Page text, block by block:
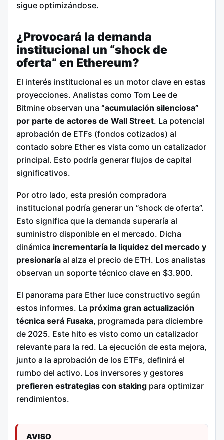
sigue optimizándose.
¿Provocará la demanda
institucional un “shock de
oferta” en Ethereum?
El interés institucional es un motor clave en estas
proyecciones. Analistas como Tom Lee de
Bitmine observan una “acumulación silenciosa”
por parte de actores de Wall Street. La potencial
aprobación de ETFs (fondos cotizados) al
contado sobre Ether es vista como un catalizador
principal. Esto podría generar flujos de capital
significativos.
Por otro lado, esta presión compradora
institucional podría generar un “shock de oferta”.
Esto significa que la demanda superaría al
suministro disponible en el mercado. Dicha
dinámica incrementaría la liquidez del mercado y
presionaría al alza el precio de ETH. Los analistas
observan un soporte técnico clave en $3.900.
El panorama para Ether luce constructivo según
estos informes. La próxima gran actualización
técnica será Fusaka, programada para diciembre
de 2025. Este hito es visto como un catalizador
relevante para la red. La ejecución de esta mejora,
junto a la aprobación de los ETFs, definirá el
rumbo del activo. Los inversores y gestores
prefieren estrategias con staking para optimizar
rendimientos.
AVISO